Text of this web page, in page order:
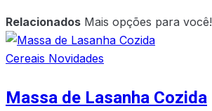
Relacionados Mais opções para você!
Cereais Novidades
Massa de Lasanha Cozida